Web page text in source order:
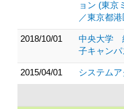
ョン (東
／東京都港
2018/10/01
中央大学
子キャンパ
2015/04/01 システム